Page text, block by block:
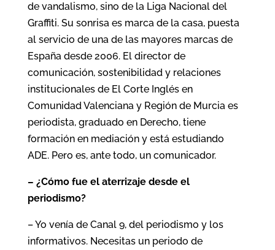
de vandalismo, sino de la Liga Nacional del
Graffiti. Su sonrisa es marca de la casa, puesta
al servicio de una de las mayores marcas de
España desde 2006. El director de
comunicación, sostenibilidad y relaciones
institucionales de El Corte Inglés en
Comunidad Valenciana y Región de Murcia es
periodista, graduado en Derecho, tiene
formación en mediación y está estudiando
ADE. Pero es, ante todo, un comunicador.
– ¿Cómo fue el aterrizaje desde el
periodismo?
– Yo venía de Canal 9, del periodismo y los
informativos. Necesitas un periodo de